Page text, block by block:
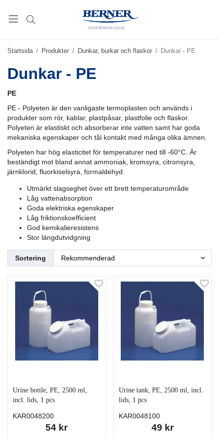
Startsida / Produkter / Dunkar, burkar och flaskor / Dunkar - PE
Dunkar - PE
PE
PE - Polyeten är den vanligaste termoplasten och används i
produkter som rör, kablar, plastpåsar, plastfolie och flaskor.
Polyeten är elastiskt och absorberar inte vatten samt har goda
mekaniska egenskaper och tål kontakt med många olika ämnen.
Polyeten har hög elasticitet för temperaturer ned till -60°C. Är
beständigt mot bland annat ammoniak, kromsyra, citronsyra,
järnklorid, fluorkiselsyra, formaldehyd.
Utmärkt slagseghet över ett brett temperaturområde
Låg vattenabsorption
Goda elektriska egenskaper
Låg friktionskoefficient
God kemikalieresistens
Stor längdutvidgning
Sortering
Urine bottle, PE, 2500 ml,
incl. lids, 1 pcs
KAR0048200
54 kr
Urine tank, PE, 2500 ml, incl.
lids, 1 pcs
KAR0048100
49 kr